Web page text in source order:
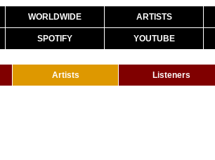
WORLDWIDE ARTISTS
SPOTIFY YOUTUBE
Artists Listeners